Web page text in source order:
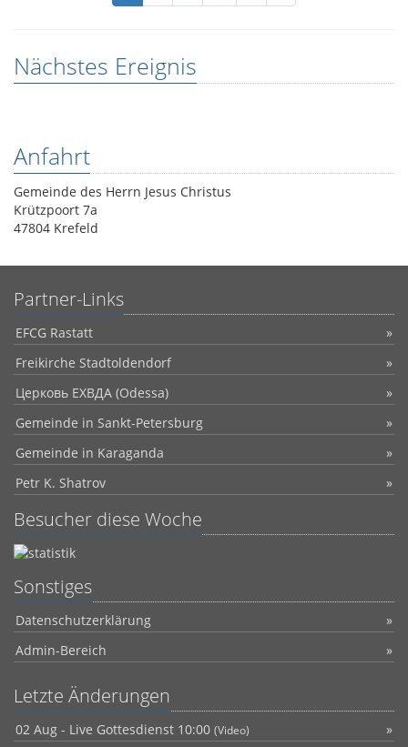
Nächstes Ereignis
Anfahrt
Gemeinde des Herrn Jesus Christus
Krützpoort 7a
47804 Krefeld
Partner-Links
EFCG Rastatt
Freikirche Stadtoldendorf
Церковь ЕХВДА (Odessa)
Gemeinde in Sankt-Petersburg
Gemeinde in Karaganda
Petr K. Shatrov
Besucher diese Woche
Sonstiges
Datenschutzerklärung
Admin-Bereich
Letzte Änderungen
02 Aug - Live Gottesdienst 10:00 (Video)